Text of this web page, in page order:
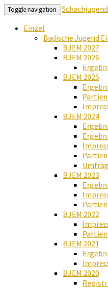
Toggle navigation
Einzel
Badische Jugend
BJEM 2027
BJEM 2026
BJEM 2025
Partien
BJEM 2024
Partien
BJEM 2023
Partien
BJEM 2022
Partien
BJEM 2021
BJEM 2020